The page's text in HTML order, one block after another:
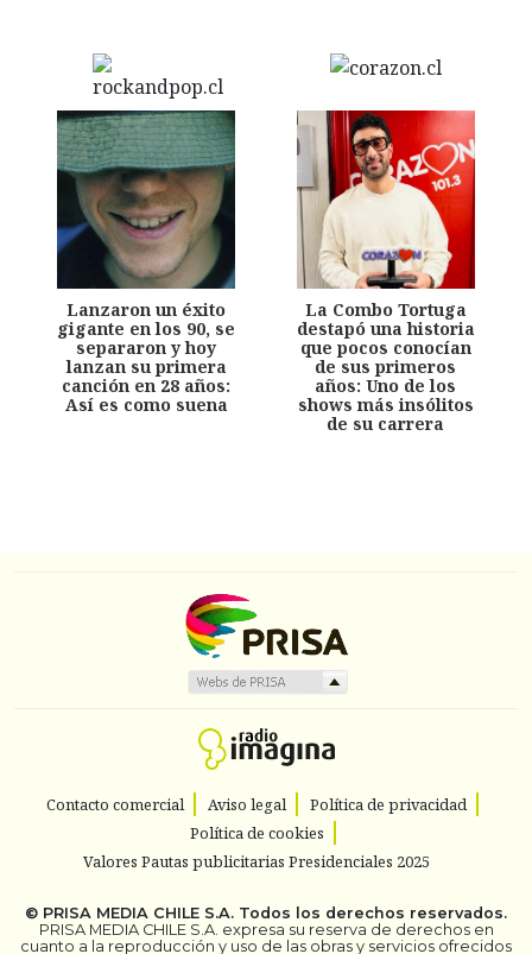
Lanzaron un éxito
gigante en los 90, se
separaron y hoy
lanzan su primera
canción en 28 años:
Así es como suena
La Combo Tortuga
destapó una historia
que pocos conocían
de sus primeros
años: Uno de los
shows más insólitos
de su carrera
Contacto comercial Aviso legal
Política de privacidad
Política de cookies
Valores Pautas publicitarias Presidenciales 2025
© PRISA MEDIA CHILE S.A. Todos los derechos reservados.
PRISA MEDIA CHILE S.A. expresa su reserva de derechos en
cuanto a la reproducción y uso de las obras y servicios ofrecidos